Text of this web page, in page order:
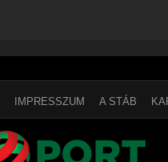
IMPRESSZUM A STÁB